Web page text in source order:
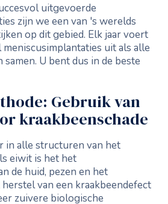
uitgevoerde
zijn we een van 's werelds
op dit gebied. Elk jaar voert
uit als alle
U bent dus in de beste
Gebruik van
kraakbeenschade
in alle structuren van het
eiwit is het het
de huid, pezen en het
van een kraakbeendefect
zuivere biologische